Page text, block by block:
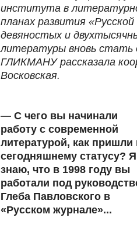
института в
планах развития
девяностых и
литературы вновь
ГЛИКМАНУ рассказала
Восковская.
— С чего вы начинали
работу с современной
литературой, как пришли
сегодняшнему статусу? Я
знаю, что в 1998 году вы
работали под
Глеба Павловского в
«Русском журнале»...